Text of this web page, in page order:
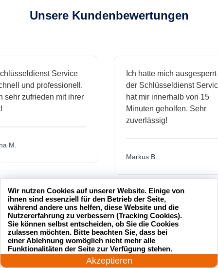
Unsere Kundenbewertungen
Service
und professionell.
zufrieden mit ihrer
Ich hatte mich ausgesperrt
der Schlüsseldienst Service
hat mir innerhalb von 15
Minuten geholfen. Sehr
zuverlässig!
Markus B.
hat
Sehr guter Service! Der
Schlüsseldienst war freundlich
und hat mir schnell geholfen,
als ich meine Schlüssel
verloren hatte.
24 Stunden am Tag
Akzeptieren
Wir nutzen Cookies auf unserer Website. Einige von
ihnen sind essenziell für den Betrieb der Seite,
während andere uns helfen, diese Website und die
Nutzererfahrung zu verbessern (Tracking Cookies).
Sie können selbst entscheiden, ob Sie die Cookies
zulassen möchten. Bitte beachten Sie, dass bei
einer Ablehnung womöglich nicht mehr alle
Funktionalitäten der Seite zur Verfügung stehen.